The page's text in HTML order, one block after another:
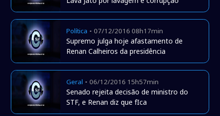
Política -07/12/2016 08h17min
Supremo julga hoje afastamento de
Renan Calheiros da presidência
Geral -06/12/2016 15h57min
Senado rejeita decisão de ministro do
STF, e Renan diz que fIca